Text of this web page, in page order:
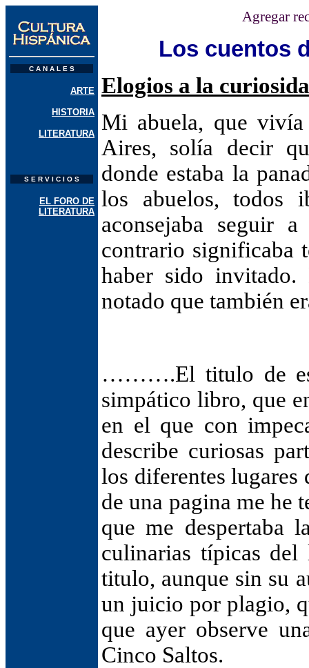
C A N A L E S
ARTE
HISTORIA
LITERATURA
S E R V I C I O S
EL FORO DE
LITERATURA
Agregar
Los cuentos
Elogios a la
Mi abuela, que
Aires, solía decir
donde estaba la
los abuelos, todos
aconsejaba seguir
contrario significaba
haber sido invitado.
notado que también
……….El titulo de
simpático libro, que
en el que con
describe curiosas
los diferentes lugares
de una pagina me he
que me despertaba
culinarias típicas del
titulo, aunque sin su
un juicio por plagio,
que ayer observe
Cinco Saltos.